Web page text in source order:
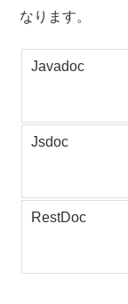
なります。
Javadoc
Jsdoc
RestDoc